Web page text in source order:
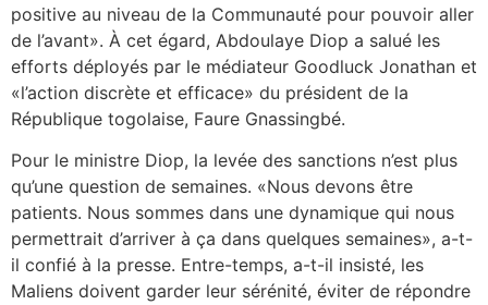
positive au niveau de la Communauté pour pouvoir aller
de l’avant». À cet égard, Abdoulaye Diop a salué les
efforts déployés par le médiateur Goodluck Jonathan et
«l’action discrète et efficace» du président de la
République togolaise, Faure Gnassingbé.
Pour le ministre Diop, la levée des sanctions n’est plus
qu’une question de semaines. «Nous devons être
patients. Nous sommes dans une dynamique qui nous
permettrait d’arriver à ça dans quelques semaines», a-t-
il confié à la presse. Entre-temps, a-t-il insisté, les
Maliens doivent garder leur sérénité, éviter de répondre